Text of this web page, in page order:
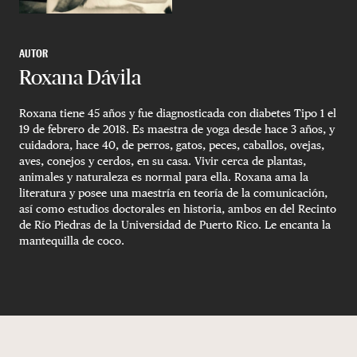
AUTOR
Roxana Dávila
Roxana tiene 45 años y fue diagnosticada con diabetes Tipo 1 el
19 de febrero de 2018. Es maestra de yoga desde hace 3 años, y
cuidadora, hace 40, de perros, gatos, peces, caballos, ovejas,
aves, conejos y cerdos, en su casa. Vivir cerca de plantas,
animales y naturaleza es normal para ella. Roxana ama la
literatura y posee una maestría en teoría de la comunicación,
así como estudios doctorales en historia, ambos en del Recinto
de Río Piedras de la Universidad de Puerto Rico. Le encanta la
mantequilla de coco.